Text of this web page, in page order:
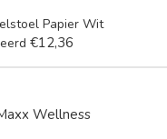
Papier Wit
€12,36
Wellness